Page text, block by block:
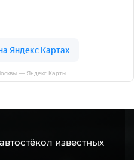
— Яндекс Карты
известных